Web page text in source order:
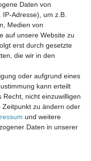
Ruhetag,
8.00 - 14.00 Uhr
Daten von
Adresse), um z.B.
Medien von
auf unsere Website zu
erst durch gesetzte
die wir in den
oder aufgrund eines
kann erteilt
nicht einzuwilligen
Zeitpunkt zu ändern oder
und weitere
Daten in unserer